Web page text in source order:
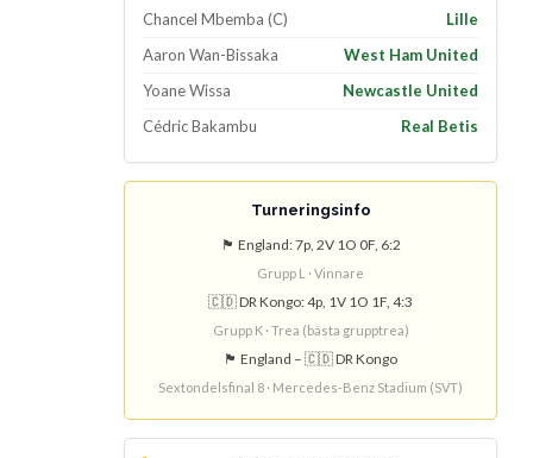
Chancel Mbemba (C)
Lille
Aaron Wan-Bissaka
West Ham United
Yoane Wissa
Newcastle United
Cédric Bakambu
Real Betis
Turneringsinfo
🏴 England: 7p, 2V 1O 0F, 6:2
Grupp L · Vinnare
🇨🇩 DR Kongo: 4p, 1V 1O 1F, 4:3
Grupp K · Trea (bästa grupptrea)
🏴 England – 🇨🇩 DR Kongo
Sextondelsfinal 8 · Mercedes-Benz Stadium (SVT)